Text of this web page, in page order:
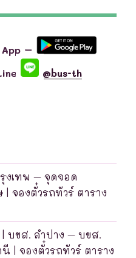
–
@bus-th
งเทพ – จุดจอด
จองตั๋วรถทัวร์ ตาราง
บขส. ลำปาง – บขส.
| จองตั๋วรถทัวร์ ตาราง